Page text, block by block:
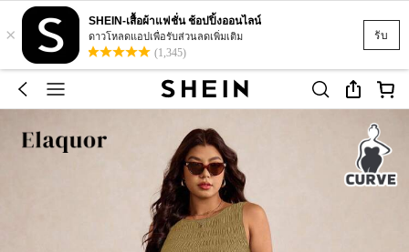
รับ
×
SHEIN-เสื้อผ้าแฟชั่น ช้อปปิ้งออนไลน์
ดาวโหลดแอปเพื่อรับส่วนลดเพิ่มเติม
(1,345)